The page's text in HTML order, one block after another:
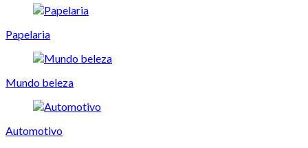
Papelaria
Mundo beleza
Automotivo